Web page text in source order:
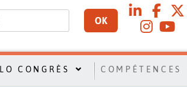
OK
LO CONGRÈS COMPÉTENCES